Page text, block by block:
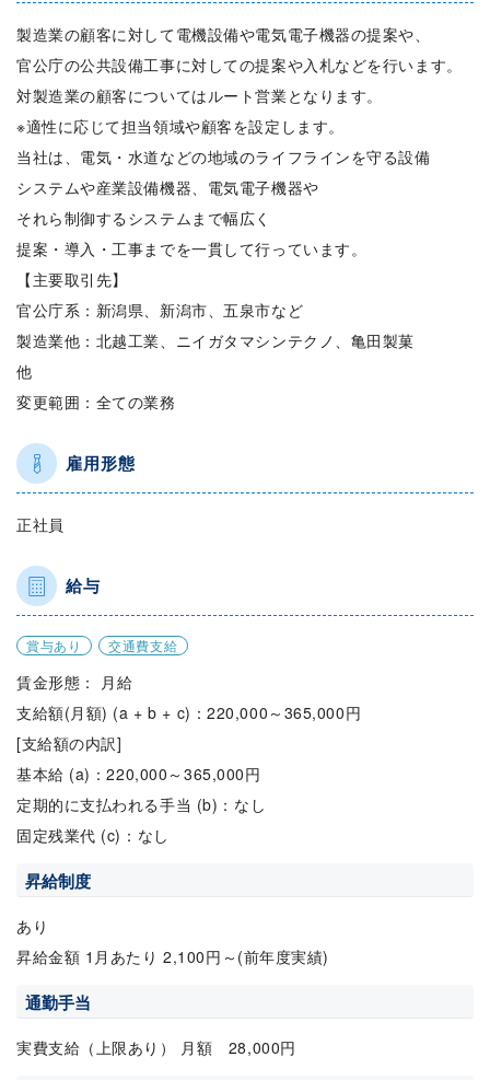
製造業の顧客に対して電機設備や電気電子機器の提案や、
官公庁の公共設備工事に対しての提案や入札などを行います。
対製造業の顧客についてはルート営業となります。
※適性に応じて担当領域や顧客を設定します。
当社は、電気・水道などの地域のライフラインを守る設備
システムや産業設備機器、電気電子機器や
それら制御するシステムまで幅広く
提案・導入・工事までを一貫して行っています。
【主要取引先】
官公庁系：新潟県、新潟市、五泉市など
製造業他：北越工業、ニイガタマシンテクノ、亀田製菓
他
変更範囲：全ての業務
雇用形態
正社員
給与
賞与あり 交通費支給
賃金形態： 月給
支給額(月額) (a + b + c)：220,000～365,000円
[支給額の内訳]
基本給 (a)：220,000～365,000円
定期的に支払われる手当 (b)：なし
固定残業代 (c)：なし
昇給制度
あり
昇給金額 1月あたり 2,100円～(前年度実績)
通勤手当
実費支給（上限あり） 月額 28,000円